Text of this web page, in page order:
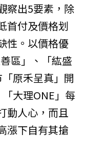
察出5要素，除
首付及價格划
性。以價格優
區」、「紘盛
原禾呈真」開
大理ONE」每
動人心，而且
漲下自有其搶